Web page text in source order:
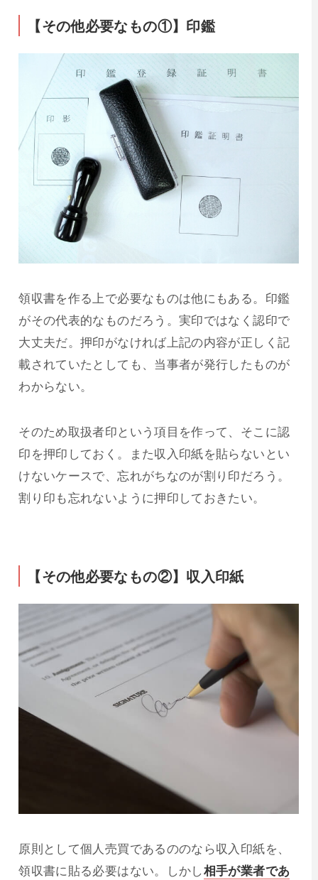
【その他必要なもの①】印鑑
領収書を作る上で必要なものは他にもある。印鑑
がその代表的なものだろう。実印ではなく認印で
大丈夫だ。押印がなければ上記の内容が正しく記
載されていたとしても、当事者が発行したものが
わからない。
そのため取扱者印という項目を作って、そこに認
印を押印しておく。また収入印紙を貼らないとい
けないケースで、忘れがちなのが割り印だろう。
割り印も忘れないように押印しておきたい。
【その他必要なもの②】収入印紙
原則として個人売買であるののなら収入印紙を、
領収書に貼る必要はない。しかし相手が業者であ